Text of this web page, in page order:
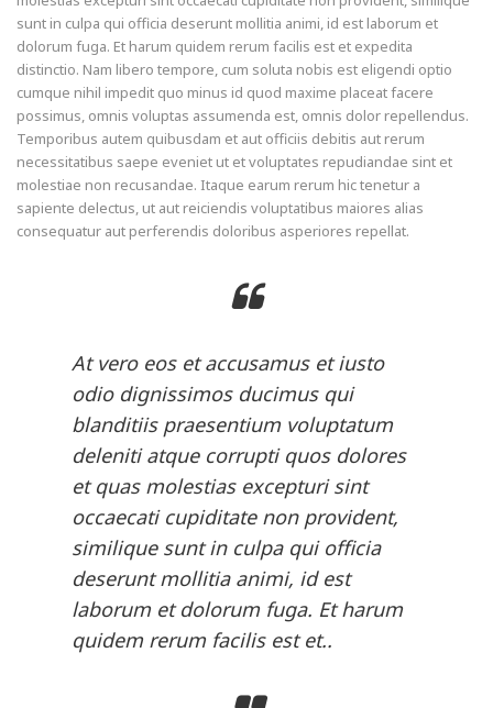
sunt in culpa qui officia deserunt mollitia animi, id est laborum et
dolorum fuga. Et harum quidem rerum facilis est et expedita
distinctio. Nam libero tempore, cum soluta nobis est eligendi optio
cumque nihil impedit quo minus id quod maxime placeat facere
possimus, omnis voluptas assumenda est, omnis dolor repellendus.
Temporibus autem quibusdam et aut officiis debitis aut rerum
necessitatibus saepe eveniet ut et voluptates repudiandae sint et
molestiae non recusandae. Itaque earum rerum hic tenetur a
sapiente delectus, ut aut reiciendis voluptatibus maiores alias
consequatur aut perferendis doloribus asperiores repellat.
At vero eos et accusamus et iusto
odio dignissimos ducimus qui
blanditiis praesentium voluptatum
deleniti atque corrupti quos dolores
et quas molestias excepturi sint
occaecati cupiditate non provident,
similique sunt in culpa qui officia
deserunt mollitia animi, id est
laborum et dolorum fuga. Et harum
quidem rerum facilis est et..